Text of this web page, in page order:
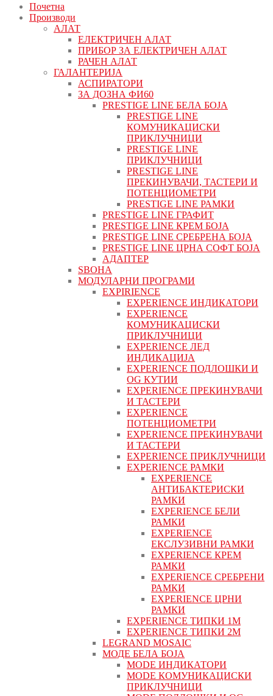
Почетна
Производи
АЛАТ
ЕЛЕКТРИЧЕН АЛАТ
ПРИБОР ЗА ЕЛЕКТРИЧЕН АЛАТ
РАЧЕН АЛАТ
ГАЛАНТЕРИЈА
АСПИРАТОРИ
ЗА ДОЗНА ФИ60
PRESTIGE LINE БЕЛА БОЈА
PRESTIGE LINE
КОМУНИКАЦИСКИ
ПРИКЛУЧНИЦИ
PRESTIGE LINE
ПРИКЛУЧНИЦИ
PRESTIGE LINE
ПРЕКИНУВАЧИ, ТАСТЕРИ И
ПОТЕНЦИОМЕТРИ
PRESTIGE LINE РАМКИ
PRESTIGE LINE ГРАФИТ
PRESTIGE LINE КРЕМ БОЈА
PRESTIGE LINE СРЕБРЕНА БОЈА
PRESTIGE LINE ЦРНА СОФТ БОЈА
АДАПТЕР
ЅВОНА
МОДУЛАРНИ ПРОГРАМИ
EXPIRIENCE
EXPERIENCE ИНДИКАТОРИ
EXPERIENCE
КОМУНИКАЦИСКИ
ПРИКЛУЧНИЦИ
EXPERIENCE ЛЕД
ИНДИКАЦИЈА
EXPERIENCE ПОДЛОШКИ И
OG КУТИИ
EXPERIENCE ПРЕКИНУВАЧИ
И ТАСТЕРИ
EXPERIENCE
ПОТЕНЦИОМЕТРИ
EXPERIENCE ПРЕКИНУВАЧИ
И ТАСТЕРИ
EXPERIENCE ПРИКЛУЧНИЦИ
EXPERIENCE РАМКИ
EXPERIENCE
АНТИБАКТЕРИСКИ
РАМКИ
EXPERIENCE БЕЛИ
РАМКИ
EXPERIENCE
ЕКСЛУЗИВНИ РАМКИ
EXPERIENCE КРЕМ
РАМКИ
EXPERIENCE СРЕБРЕНИ
РАМКИ
EXPERIENCE ЦРНИ
РАМКИ
EXPERIENCE ТИПКИ 1M
EXPERIENCE ТИПКИ 2М
LEGRAND MOSAIC
МОДЕ БЕЛА БОЈА
MODE ИНДИКАТОРИ
MODE КОМУНИКАЦИСКИ
ПРИКЛУЧНИЦИ